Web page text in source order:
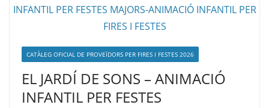
CATÀLEG OFICIAL DE PROVEÏDORS PER FIRES I FESTES 2026
EL JARDÍ DE SONS – ANIMACIÓ
INFANTIL PER FESTES